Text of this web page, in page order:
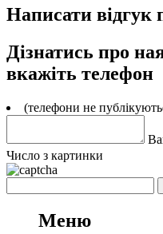
Написати відгук
Дізнатись про
вкажіть телефон
(телефони не
Число з картинки
Меню